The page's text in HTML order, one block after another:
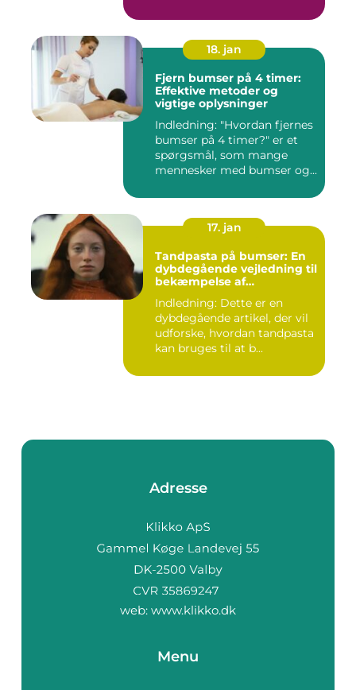
18. jan
Fjern bumser på 4 timer:
Effektive metoder og
vigtige oplysninger
Indledning: "Hvordan fjernes
bumser på 4 timer?" er et
spørgsmål, som mange
mennesker med bumser og...
17. jan
Tandpasta på bumser: En
dybdegående vejledning til
bekæmpelse af
Indledning: Dette er en
dybdegående artikel, der vil
udforske, hvordan tandpasta
kan bruges til at b...
Adresse
web: www.klikko.dk
Menu